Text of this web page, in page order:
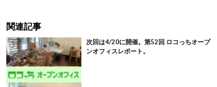
関連記事
次回は4/20に開催。第52回 ロコっちオープ
ンオフィスレポート。